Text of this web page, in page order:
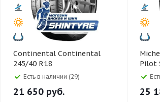
Continental Continental
245/40 R18
ContiSportContact 7 97Y
Есть в наличии (29)
21 650 руб.
Michelin Michelin
Pilot
25